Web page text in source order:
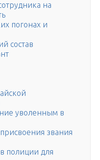
на
погонах и
состав
уволенным в
звания
полиции для